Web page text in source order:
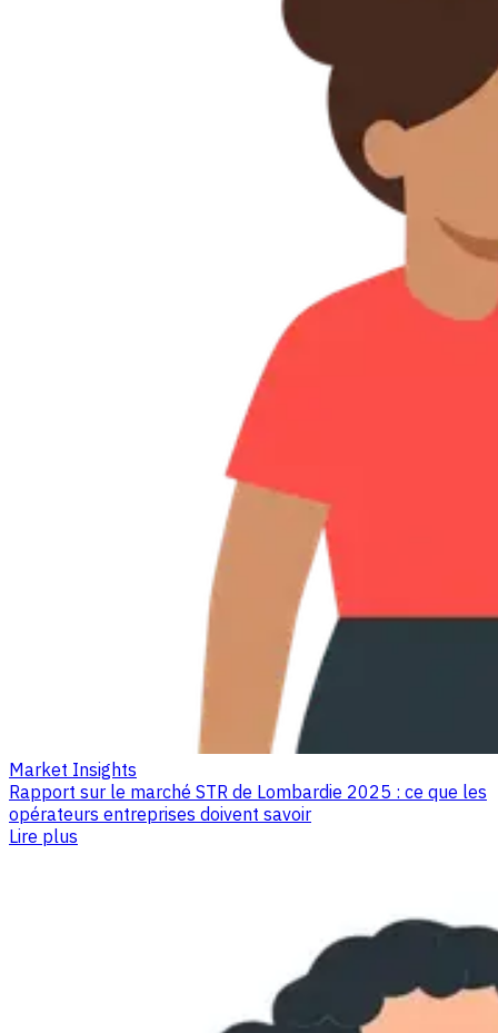
Market Insights
Rapport sur le marché STR de Lombardie 2025 : ce que les
opérateurs entreprises doivent savoir
Lire plus